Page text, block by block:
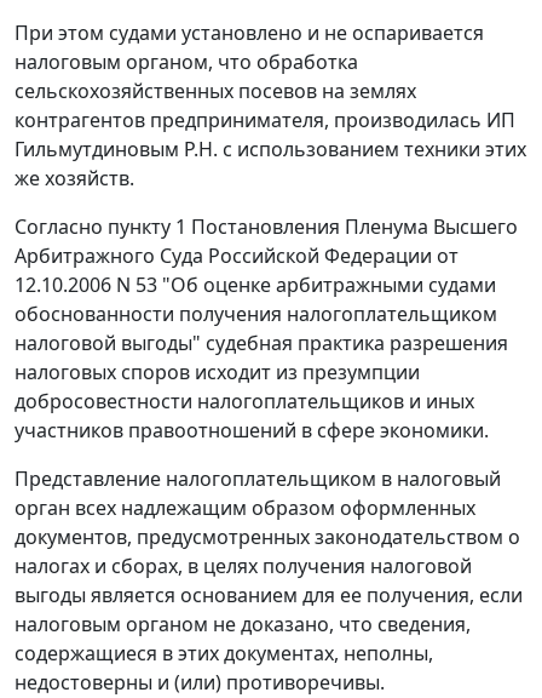
При этом судами установлено и не оспаривается
налоговым органом, что обработка
сельскохозяйственных посевов на землях
контрагентов предпринимателя, производилась ИП
Гильмутдиновым Р.Н. с использованием техники этих
же хозяйств.
Согласно пункту 1 Постановления Пленума Высшего
Арбитражного Суда Российской Федерации от
12.10.2006 N 53 "Об оценке арбитражными судами
обоснованности получения налогоплательщиком
налоговой выгоды" судебная практика разрешения
налоговых споров исходит из презумпции
добросовестности налогоплательщиков и иных
участников правоотношений в сфере экономики.
Представление налогоплательщиком в налоговый
орган всех надлежащим образом оформленных
документов, предусмотренных законодательством о
налогах и сборах, в целях получения налоговой
выгоды является основанием для ее получения, если
налоговым органом не доказано, что сведения,
содержащиеся в этих документах, неполны,
недостоверны и (или) противоречивы.